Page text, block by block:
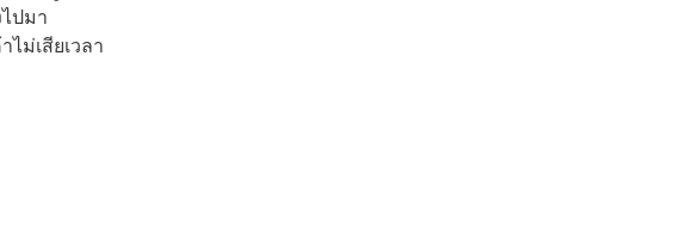
ปมา
ไม่เสียเวลา